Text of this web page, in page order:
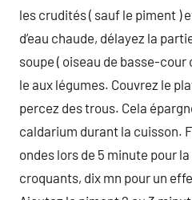
les crudités ( sauf le piment )
d’eau chaude, délayez la
soupe ( oiseau de basse-
le aux légumes. Couvrez le
percez des trous. Cela
caldarium durant la cuisson.
ondes lors de 5 minute pour
croquants, dix mn pour un